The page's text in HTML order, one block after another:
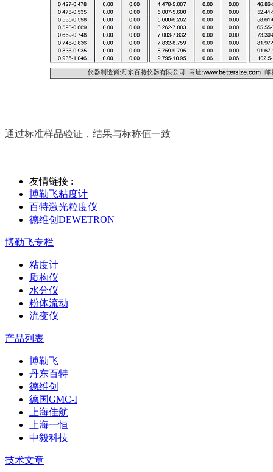
通过标准样品验证，结果与标称值一致
友情链接 :
博勒飞粘度计
百特激光粒度仪
德维创DEWETRON
博勒飞专栏
粘度计
质构仪
水分仪
粉体流动
流变仪
产品列表
博勒飞
丹东百特
德维创
德国GMC-I
上海佳航
上海一恒
中毅科技
技术文章